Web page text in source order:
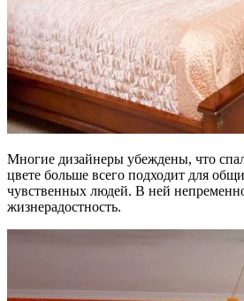
Многие дизайнеры убеждены, что
цвете больше всего подходит для
чувственных людей. В ней
жизнерадостность.